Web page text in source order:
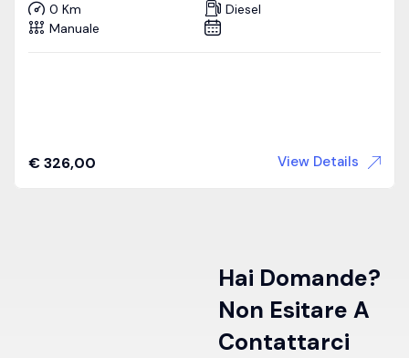
0 Km
Diesel
Manuale
€326,00 View Details
Hai Domande?
Non Esitare A
Contattarci